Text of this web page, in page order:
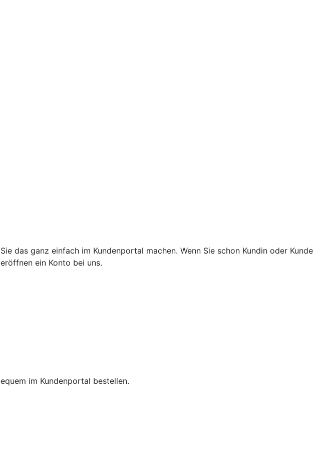
das ganz einfach im Kundenportal machen. Wenn Sie schon Kundin oder Kunde
ein Konto bei uns.
im Kundenportal bestellen.